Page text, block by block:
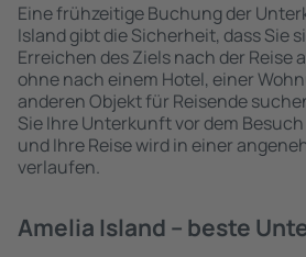
Eine frühzeitige Buchung der
Island gibt die Sicherheit, dass Sie
Erreichen des Ziels nach der Reise
ohne nach einem Hotel, einer
anderen Objekt für Reisende
Sie Ihre Unterkunft vor dem
und Ihre Reise wird in einer
verlaufen.
Amelia Island – beste